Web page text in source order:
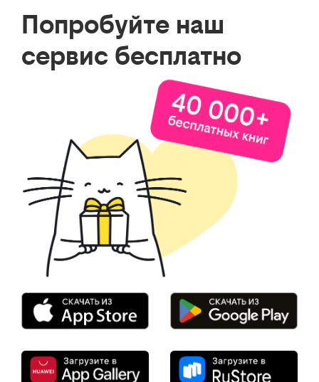
Попробуйте наш
сервис бесплатно